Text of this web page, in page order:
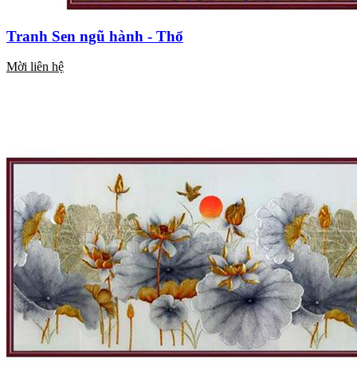
Tranh Sen ngũ hành - Thổ
Mời liên hệ